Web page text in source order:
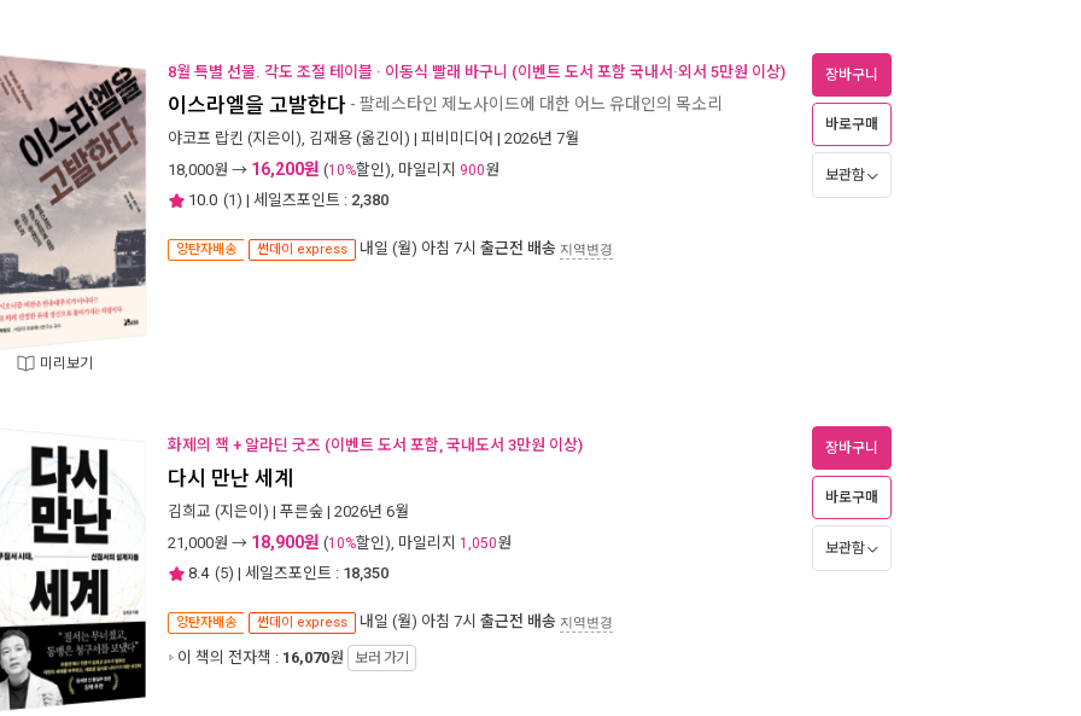
미리보기
8월 특별 선물. 각도 조절 테이블 · 이동식 빨래 바구니 (이벤트 도서 포함 국내서·외서 5만원 이상)
이스라엘을 고발한다 - 팔레스타인 제노사이드에 대한 어느 유대인의 목소리
야코프 랍킨 (지은이), 김재용 (옮긴이) | 피비미디어 | 2026년 7월
18,000원 → 16,200원 (10%할인), 마일리지 900원
10.0 (1) | 세일즈포인트 : 2,380
양탄자배송 썬데이 express 내일 (월) 아침 7시 출근전 배송 지역변경
장바구니
바로구매
보관함
화제의 책 + 알라딘 굿즈 (이벤트 도서 포함, 국내도서 3만원 이상)
다시 만난 세계
김희교 (지은이) | 푸른숲 | 2026년 6월
21,000원 → 18,900원 (10%할인), 마일리지 1,050원
8.4 (5) | 세일즈포인트 : 18,350
양탄자배송 썬데이 express 내일 (월) 아침 7시 출근전 배송 지역변경
이 책의 전자책 : 16,070원 보러 가기
장바구니
바로구매
보관함